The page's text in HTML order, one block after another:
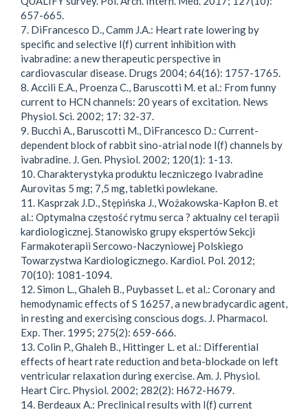
657-665.
7. DiFrancesco D., Camm J.A.: Heart rate lowering by
specific and selective I(f) current inhibition with
ivabradine: a new therapeutic perspective in
cardiovascular disease. Drugs 2004; 64(16): 1757-1765.
8. Accili E.A., Proenza C., Baruscotti M. et al.: From funny
current to HCN channels: 20 years of excitation. News
Physiol. Sci. 2002; 17: 32-37.
9. Bucchi A., Baruscotti M., DiFrancesco D.: Current-
dependent block of rabbit sino-atrial node I(f) channels by
ivabradine. J. Gen. Physiol. 2002; 120(1): 1-13.
10. Charakterystyka produktu leczniczego Ivabradine
Aurovitas 5 mg; 7,5 mg, tabletki powlekane.
11. Kasprzak J.D., Stępińska J., Wożakowska-Kapłon B. et
al.: Optymalna częstość rytmu serca ? aktualny cel terapii
kardiologicznej. Stanowisko grupy ekspertów Sekcji
Farmakoterapii Sercowo-Naczyniowej Polskiego
Towarzystwa Kardiologicznego. Kardiol. Pol. 2012;
70(10): 1081-1094.
12. Simon L., Ghaleh B., Puybasset L. et al.: Coronary and
hemodynamic effects of S 16257, a new bradycardic agent,
in resting and exercising conscious dogs. J. Pharmacol.
Exp. Ther. 1995; 275(2): 659-666.
13. Colin P., Ghaleh B., Hittinger L. et al.: Differential
effects of heart rate reduction and beta-blockade on left
ventricular relaxation during exercise. Am. J. Physiol.
Heart Circ. Physiol. 2002; 282(2): H672-H679.
14. Berdeaux A.: Preclinical results with I(f) current